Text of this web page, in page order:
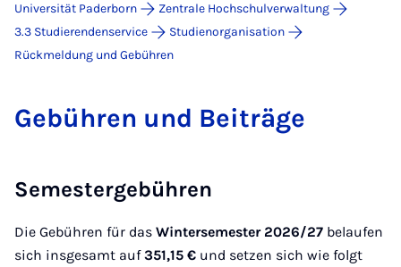
Universität Paderborn
Zentrale Hochschulverwaltung
3.3 Studierendenservice
Studienorganisation
Rückmeldung und Gebühren
Ge­büh­ren und Bei­trä­ge
Semestergebühren
Die Gebühren für das Wintersemester 2026/27 belaufen
sich insgesamt auf351,15 € und setzen sich wie folgt